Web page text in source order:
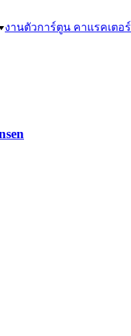
งานตัวการ์ตูน คาแรคเตอร์